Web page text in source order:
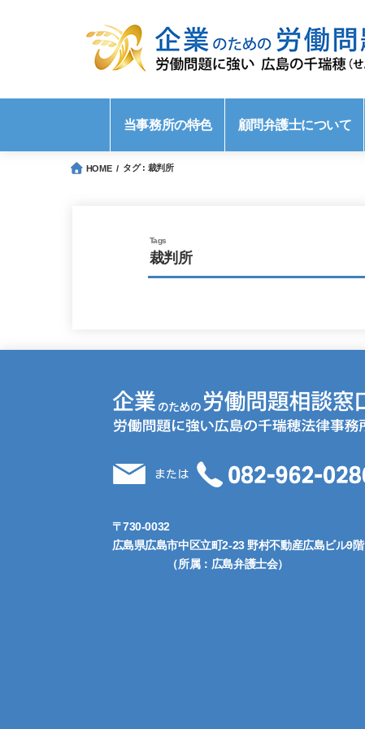
当事務所の特色 顧問弁護士について
HOME タグ : 裁判所
裁判所
〒730-0032
広島県広島市中区立町2-23 野村不動産広島ビル9階
（所属：広島弁護士会）